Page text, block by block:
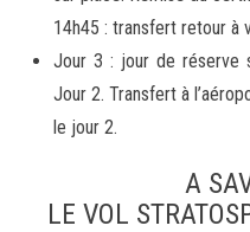
14h45 : transfert retour à
Jour 3 : jour de réserve
Jour 2. Transfert à
le jour 2.
A
LE VOL